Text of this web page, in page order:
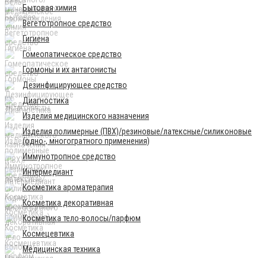
Бытовая химия
Вегетотропное средство
Гигиена
Гомеопатическое средство
Гормоны и их антагонисты
Дезинфицирующее средство
Диагностика
Изделия медицинского назначения
Изделия полимерные (ПВХ)/резиновые/латексные/силиконовые
(одно-, многогратного применения)
Иммунотропное средство
Интермедиант
Косметика ароматерапия
Косметика декоративная
Косметика тело-волосы/парфюм
Космецевтика
Медицинская техника